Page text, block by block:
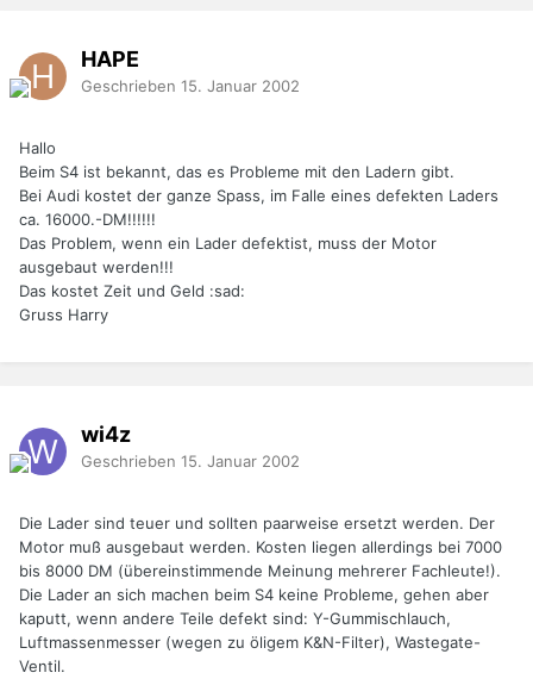
HAPE
Geschrieben 15. Januar 2002
Hallo
Beim S4 ist bekannt, das es Probleme mit den Ladern gibt.
Bei Audi kostet der ganze Spass, im Falle eines defekten Laders
ca. 16000.-DM!!!!!!
Das Problem, wenn ein Lader defektist, muss der Motor
ausgebaut werden!!!
Das kostet Zeit und Geld :sad:
Gruss Harry
wi4z
Geschrieben 15. Januar 2002
Die Lader sind teuer und sollten paarweise ersetzt werden. Der
Motor muß ausgebaut werden. Kosten liegen allerdings bei 7000
bis 8000 DM (übereinstimmende Meinung mehrerer Fachleute!).
Die Lader an sich machen beim S4 keine Probleme, gehen aber
kaputt, wenn andere Teile defekt sind: Y-Gummischlauch,
Luftmassenmesser (wegen zu öligem K&N-Filter), Wastegate-
Ventil.